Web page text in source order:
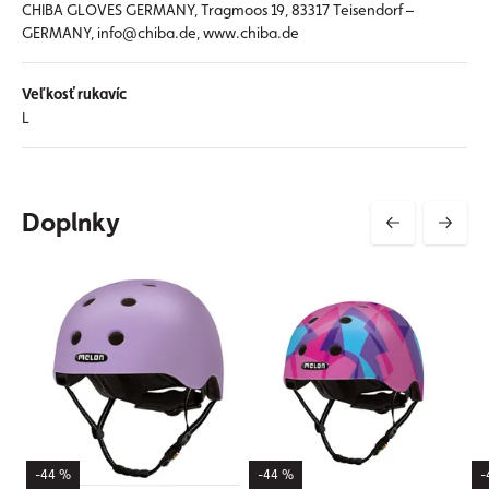
CHIBA GLOVES GERMANY, Tragmoos 19, 83317 Teisendorf –
GERMANY, info@chiba.de, www.chiba.de
Veľkosť rukavíc
L
Doplnky
-44 % -44 % -